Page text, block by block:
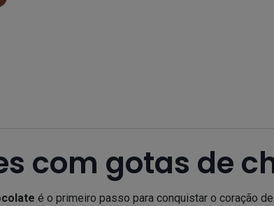
com gotas de
é o primeiro passo para conquistar o coração